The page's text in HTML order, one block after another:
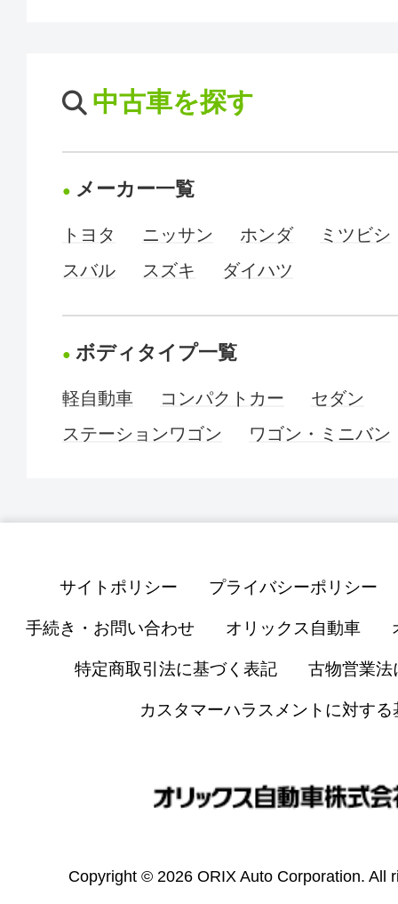
中古車を探す
メーカー一覧
トヨタ ニッサン ホンダ
ミツビシ
スバル
スズキ ダイハツ
ボディタイプ一覧
軽自動車 コンパクトカー
セダン
ステーションワゴン
ワゴン・ミニバン
サイトポリシー プライバシーポリシー
手続き・お問い合わせ オリックス自動車
特定商取引法に基づく表記 古物営業法
カスタマーハラスメントに対する
Copyright © 2026 ORIX Auto Corporation. All